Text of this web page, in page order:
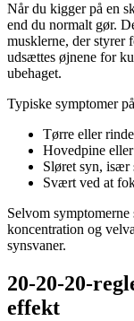
Når du kigger på en
end du normalt gør.
musklerne, der styrer
udsættes øjnene for
ubehaget.
Typiske symptomer
Tørre eller
Hovedpine
Sløret syn, især
Svært ved at
Selvom
koncentration og
synsvaner.
20-20-20-
effekt